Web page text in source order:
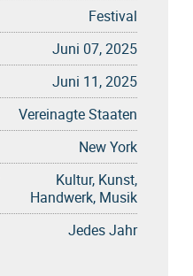
Festival
Juni 07, 2025
Juni 11, 2025
Vereinagte Staaten
New York
Kultur, Kunst,
Handwerk, Musik
Jedes Jahr